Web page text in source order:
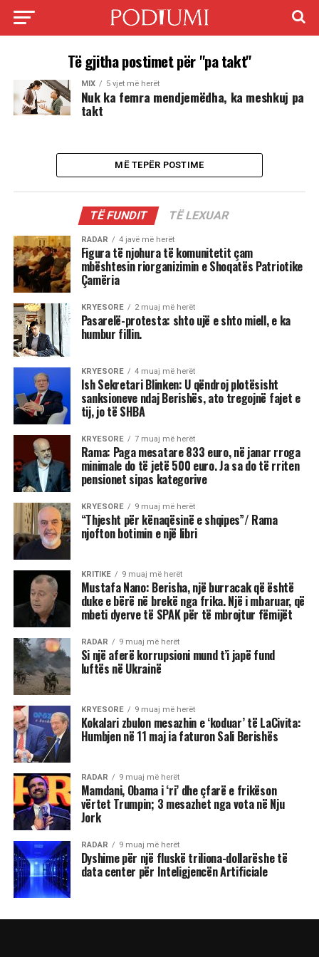
Të gjitha postimet për "pa takt"
MIX 5 vjet më herët
Nuk ka femra mendjemëdha, ka meshkuj pa
takt
MË TEPËR POSTIME
TË FUNDIT TË LEXUAR
RADAR 4 javë më herët
Figura të njohura të komunitetit çam
mbështesin riorganizimin e Shoqatës Patriotike
Çamëria
KRYESORE 2 muaj më herët
Pasarelë-protesta: shto ujë e shto miell, e ka
humbur fillin.
KRYESORE 4 muaj më herët
Ish Sekretari Blinken: U qëndroj plotësisht
sanksioneve ndaj Berishës, ato tregojnë fajet e
tij, jo të SHBA
KRYESORE 7 muaj më herët
Rama: Paga mesatare 833 euro, në janar rroga
minimale do të jetë 500 euro. Ja sa do të rriten
pensionet sipas kategorive
KRYESORE 9 muaj më herët
“Thjesht për kënaqësinë e shqipes”/ Rama
njofton botimin e një libri
KRITIKE 9 muaj më herët
Mustafa Nano: Berisha, një burracak që është
duke e bërë në brekë nga frika. Një i mbaruar, që
mbeti dyerve të SPAK për të mbrojtur fëmijët
RADAR 9 muaj më herët
Si një aferë korrupsioni mund t’i japë fund
luftës në Ukrainë
KRYESORE 9 muaj më herët
Kokalari zbulon mesazhin e ‘koduar’ të LaCivita:
Humbjen në 11 maj ia faturon Sali Berishës
RADAR 9 muaj më herët
Mamdani, Obama i ‘ri’ dhe çfarë e frikëson
vërtet Trumpin; 3 mesazhet nga vota në Nju
Jork
RADAR 9 muaj më herët
Dyshime për një fluskë triliona-dollarëshe të
data center për Inteligjencën Artificiale